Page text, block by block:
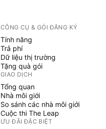
CÔNG CỤ & GÓI ĐĂNG KÝ
Tính năng
Trả phí
Dữ liệu thị trường
Tặng quà gói
GIAO DỊCH
Tổng quan
Nhà môi giới
So sánh các nhà môi giới
Cuộc thi The Leap
ƯU ĐÃI ĐẶC BIỆT